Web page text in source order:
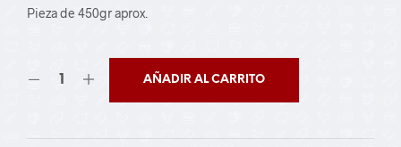
Pieza de 450gr aprox.
AÑADIR AL CARRITO